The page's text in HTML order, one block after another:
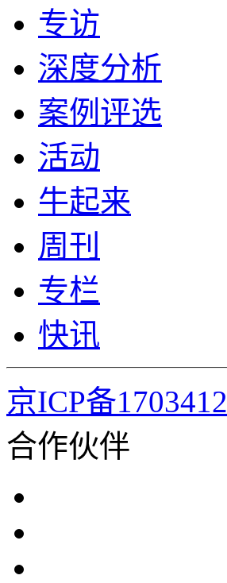
专访
深度分析
案例评选
活动
牛起来
周刊
专栏
快讯
京ICP备
合作伙伴